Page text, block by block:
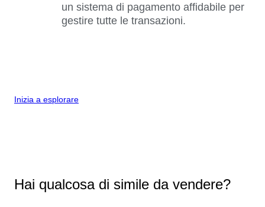
un sistema di pagamento affidabile per
gestire tutte le transazioni.
Inizia a esplorare
Hai qualcosa di simile da vendere?